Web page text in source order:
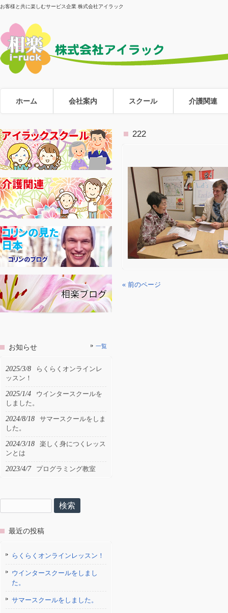
お客様と共に楽しむサービス企業 株式会社アイラック
ホーム 会社案内 スクール 介護関連
222
« 前のページ
お知らせ 一覧
2025/3/8
らくらくオンラインレ
ッスン！
2025/1/4
ウインタースクールを
しました。
2024/8/18
サマースクールをしま
した。
2024/3/18
楽しく身につくレッス
ンとは
2023/4/7 プログラミング教室
索:
最近の投稿
らくらくオンラインレッスン！
ウインタースクールをしまし
た。
サマースクールをしました。